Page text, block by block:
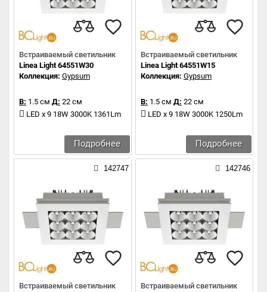
Встраиваемый светильник
Linea Light 64551W30
Коллекция: Gypsum
В: 1.5 см Д: 22 см
LED x 9 18W 3000K 1361Lm
Подробнее
Встраиваемый светильник
Linea Light 64551W15
Коллекция: Gypsum
В: 1.5 см Д: 22 см
LED x 9 18W 3000K 1250Lm
Подробнее
142747
Встраиваемый светильник
142746
Встраиваемый светильник